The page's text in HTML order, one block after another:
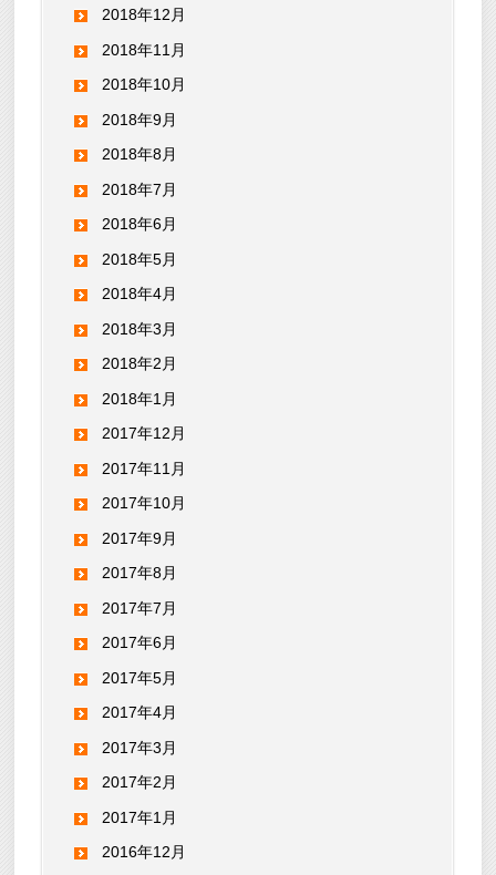
2018年12月
2018年11月
2018年10月
2018年9月
2018年8月
2018年7月
2018年6月
2018年5月
2018年4月
2018年3月
2018年2月
2018年1月
2017年12月
2017年11月
2017年10月
2017年9月
2017年8月
2017年7月
2017年6月
2017年5月
2017年4月
2017年3月
2017年2月
2017年1月
2016年12月